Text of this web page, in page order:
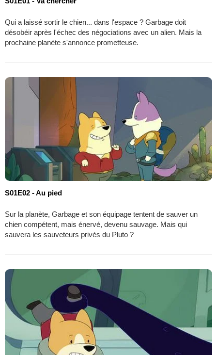
Qui a laissé sortir le chien... dans l'espace ? Garbage doit
désobéir après l'échec des négociations avec un alien. Mais la
prochaine planète s'annonce prometteuse.
S01E02 - Au pied
Sur la planète, Garbage et son équipage tentent de sauver un
chien compétent, mais énervé, devenu sauvage. Mais qui
sauvera les sauveteurs privés du Pluto ?